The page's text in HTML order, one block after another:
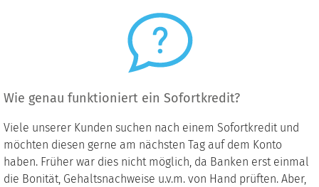
Wie genau funktioniert ein Sofortkredit?
Viele unserer Kunden suchen nach einem Sofortkredit und
möchten diesen gerne am nächsten Tag auf dem Konto
haben. Früher war dies nicht möglich, da Banken erst einmal
die Bonität, Gehaltsnachweise u.v.m. von Hand prüften. Aber,